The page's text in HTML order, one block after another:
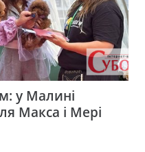
у Малині
Макса і Мері